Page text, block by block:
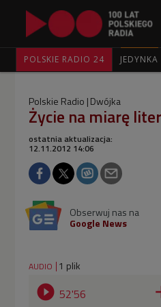
POLSKIE RADIO 24 JEDYNKA
Polskie Radio Dwójka
Życie na miarę
ostatnia aktualizacja:
12.11.2012 14:06
Obserwuj nas na
Google News
AUDIO 1 plik
 52'56